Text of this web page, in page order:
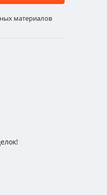
материалов